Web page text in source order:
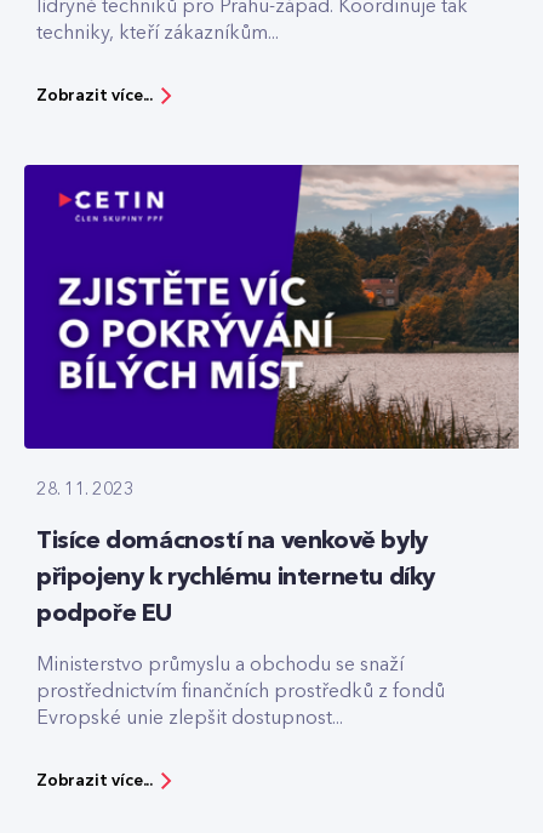
lídryně techniků pro Prahu-západ. Koordinuje tak
techniky, kteří zákazníkům...
Zobrazit více...
28. 11. 2023
Tisíce domácností na venkově byly
připojeny k rychlému internetu díky
podpoře EU
Ministerstvo průmyslu a obchodu se snaží
prostřednictvím finančních prostředků z fondů
Evropské unie zlepšit dostupnost...
Zobrazit více...